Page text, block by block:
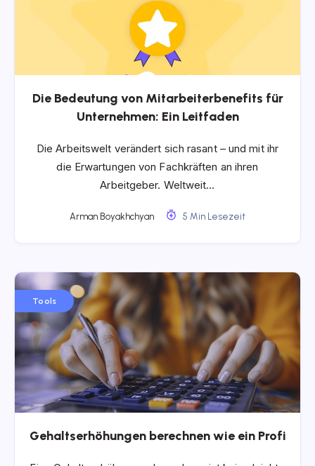
Die Bedeutung von Mitarbeiterbenefits für
Unternehmen: Ein Leitfaden
Die Arbeitswelt verändert sich rasant – und mit ihr
die Erwartungen von Fachkräften an ihren
Arbeitgeber. Weltweit…
Arman Boyakhchyan 5 Min Lesezeit
Tools
Gehaltserhöhungen berechnen wie ein Profi